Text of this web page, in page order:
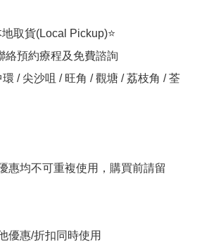
取貨(Local Pickup)⭐
絡預約療程及免費諮詢
/ 尖沙咀 / 旺角 / 觀塘 / 荔枝角 / 荃
惠均不可重複使用，購買前請留
優惠/折扣同時使用